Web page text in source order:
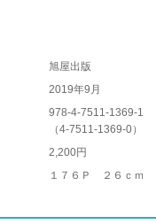
旭屋出版
2019年9月
978-4-7511-1369-1
（4-7511-1369-0）
2,200円
１７６Ｐ ２６ｃｍ